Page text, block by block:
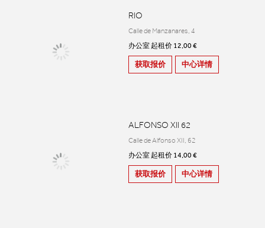
RIO
Calle de Manzanares, 4
办公室 起租价 12,00 €
获取报价 中心详情
ALFONSO XII 62
Calle de Alfonso XII, 62
办公室 起租价 14,00 €
获取报价 中心详情